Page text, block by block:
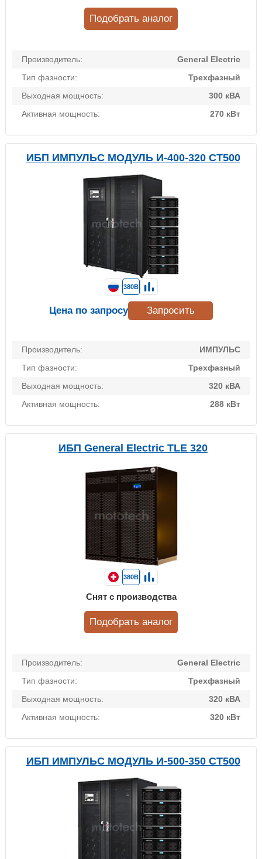
Производитель:
General Electric
Тип фазности:
Трехфазный
Выходная мощность:
300 кВА
Активная мощность:
270 кВт
Подобрать аналог
ИБП ИМПУЛЬС МОДУЛЬ И-400-320 СТ500
Производитель:
ИМПУЛЬС
Тип фазности:
Трехфазный
Выходная мощность:
320 кВА
Активная мощность:
288 кВт
380В
Цена по запросу Запросить
ИБП General Electric TLE 320
Производитель:
General Electric
Тип фазности:
Трехфазный
Выходная мощность:
320 кВА
Активная мощность:
320 кВт
380В
Снят с производства
Подобрать аналог
ИБП ИМПУЛЬС МОДУЛЬ И-500-350 СТ500